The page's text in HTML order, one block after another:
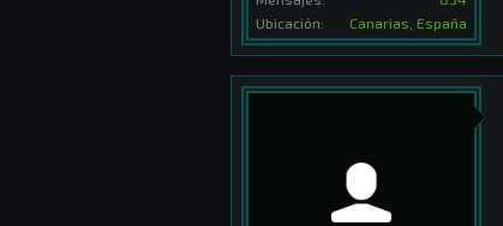
Ubicación:
Canarias, España